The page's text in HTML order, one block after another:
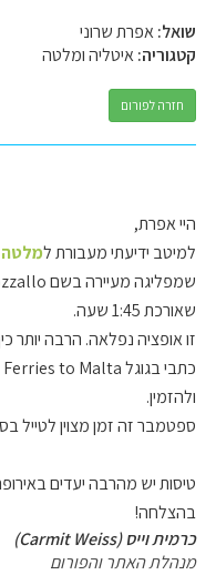
שואל:אפרת שרוני
קטגוריה:איטליה ומלטה
חזרה לפורום
היי אפרת,
למיטב ידיעתי מעבורת למלטה
שאורכת 1:45 שעה.
זו אופציה נפלאה. הרבה יותר
ולהזמין.
ספטמבר זה זמן מצוין לטייל
טיסות יש מהרבה יעדים
בהצלחה!
כרמית וייס (Carmit Weiss)
מנהלת האתר והפורום